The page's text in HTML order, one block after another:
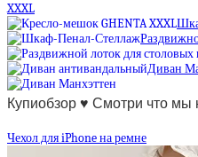
XXXL
Диван
Купиобзор ♥ Смотри что мы
Чехол для iPhone на ремне